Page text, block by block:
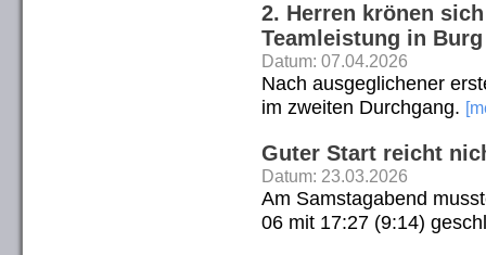
2. Herren krönen
Teamleistung in Burg
Datum: 07.04.2026
Nach ausgeglichener
im zweiten Durchgang.
Guter Start reicht
Datum: 23.03.2026
Am Samstagabend
06 mit 17:27 (9:14)